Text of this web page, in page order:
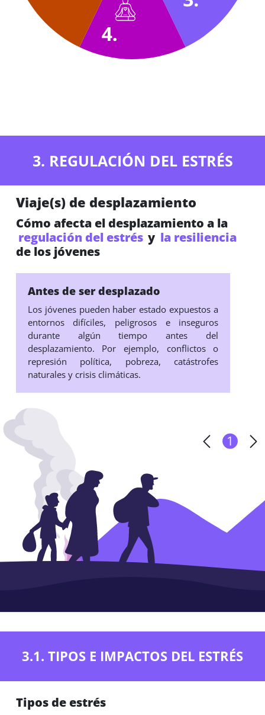
3. REGULACIÓN DEL ESTRÉS
Viaje(s) de desplazamiento
Cómo afecta el desplazamiento a la
regulación del estrés y la resiliencia
de los jóvenes
1
1
Antes de ser desplazado
Los jóvenes pueden haber estado expuestos a
entornos difíciles, peligrosos e inseguros
durante algún tiempo antes del
desplazamiento. Por ejemplo, conflictos o
represión política, pobreza, catástrofes
naturales y crisis climáticas.
3.1. TIPOS E IMPACTOS DEL ESTRÉS
Tipos de estrés